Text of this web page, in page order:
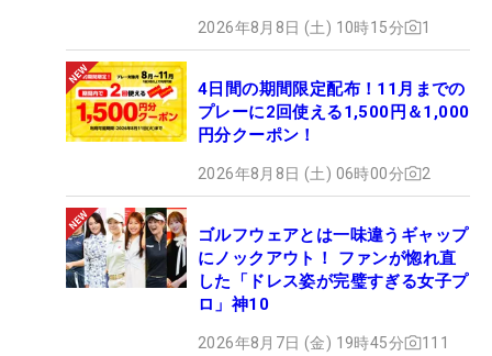
2026年8月8日 (土) 10時15分 1
4日間の期間限定配布！11月までの
プレーに2回使える1,500円＆1,000
円分クーポン！
2026年8月8日 (土) 06時00分 2
ゴルフウェアとは一味違うギャップ
にノックアウト！ ファンが惚れ直
した「ドレス姿が完璧すぎる女子プ
ロ」神10
2026年8月7日 (金) 19時45分 111